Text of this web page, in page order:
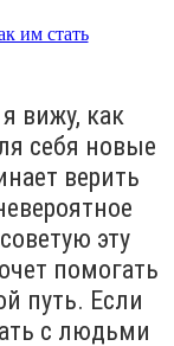
вижу, как
себя новые
верить
эту
помогать
путь. Если
с людьми